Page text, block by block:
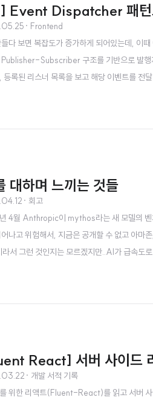
Event Dispatcher 패턴
· Frontend
다 보면 복잡도가 증가하게 되어있는데, 이
Publisher-Subscriber 구조를 기반으로 발
등록된 리스너 목록을 보고 해당 이벤트를
대하며 느끼는 것들
· 회고
4월 Anthropic이 mythos라는 새 모델의 벤
나고 위험해서, 지금은 공개할 수 없고 아마
라서 그런 것인지는 모르겠지만..AI가 급속도
React] 서버 사이드
· 개발 서적 기록
위한 리액트(Fluent-React)를 읽고 서버 사